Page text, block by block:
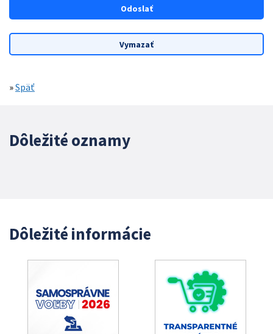
»Späť
Dôležité oznamy
Dôležité informácie